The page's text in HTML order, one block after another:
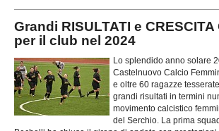
Grandi RISULTATI e CRESCITA
per il club nel 2024
Lo splendido anno solare
Castelnuovo Calcio
e oltre 60 ragazze
grandi risultati in termini
movimento calcistico
del Serchio. La prima